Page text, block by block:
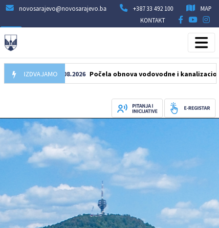
novosarajevo@novosarajevo.ba +387 33 492 100
MAP
KONTAKT
IZDVAJAMO
05.08.2026 Počela obnova vodovodne i kanalizacione